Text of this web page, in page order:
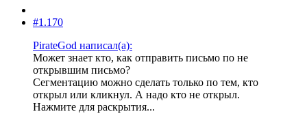
#1.170
PirateGod написал(а):
Может знает кто, как отправить письмо по не
открывшим письмо?
Сегментацию можно сделать только по тем, кто
открыл или кликнул. А надо кто не открыл.
Нажмите для раскрытия...